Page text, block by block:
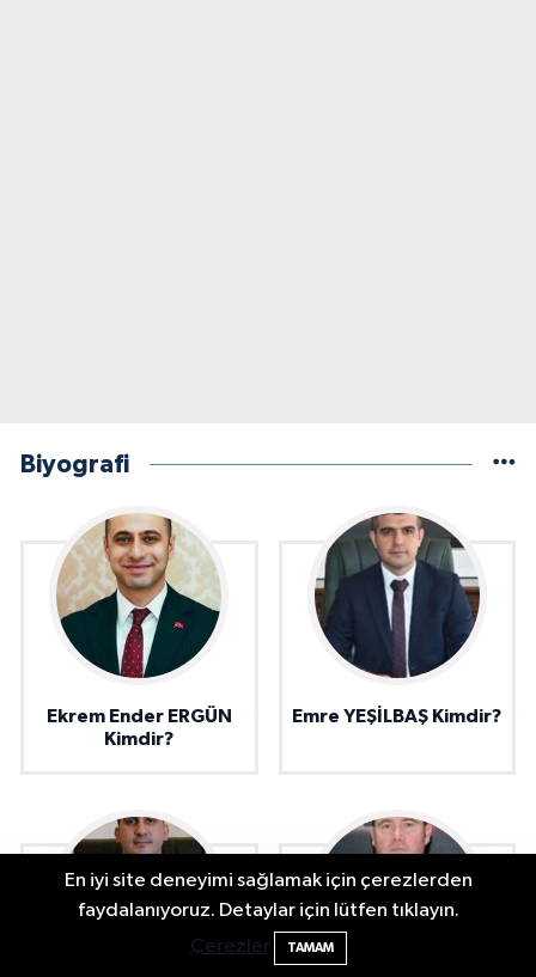
Biyografi
Ekrem Ender ERGÜN
Kimdir?
Emre YEŞİLBAŞ Kimdir?
En iyi site deneyimi sağlamak için çerezlerden
faydalanıyoruz. Detaylar için lütfen tıklayın.
Çerezler
TAMAM
10:43 Bartın Sahillerinde 2 Ayda 271 Kişi
Ölümden Döndü